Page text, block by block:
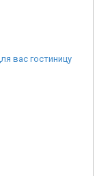
вас гостиницу